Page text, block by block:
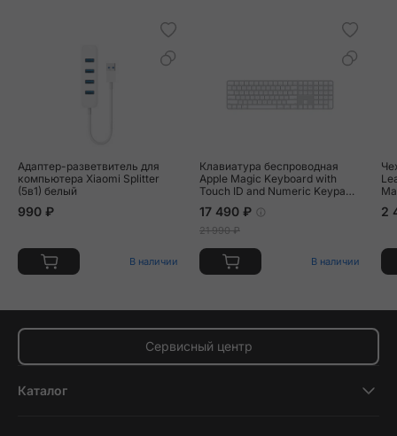
Адаптер-разветвитель для
компьютера Xiaomi Splitter
(5в1) белый
990 ₽
В наличии
Клавиатура беспроводная
Apple Magic Keyboard with
Touch ID and Numeric Keypad
17 490 ₽
21 990 ₽
В наличии
2
Сервисный центр
Каталог